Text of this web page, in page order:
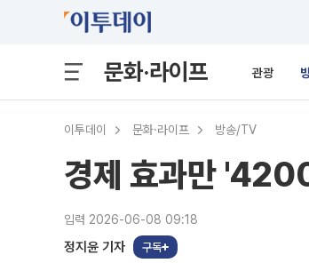
문화·라이프 관광
이투데이 문화·라이프 방송/TV
경제 효과만
입력 2026-06-08 09:18
정지윤 기자 구독